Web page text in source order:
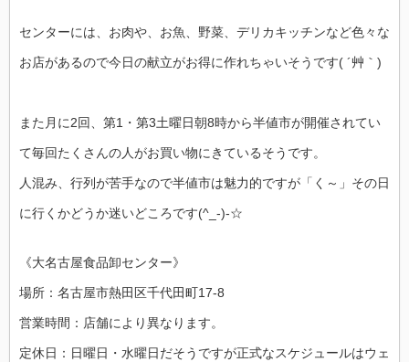
センターには、お肉や、お魚、野菜、デリカキッチンなど色々な
お店があるので今日の献立がお得に作れちゃいそうです( ´艸｀)
また月に2回、第1・第3土曜日朝8時から半値市が開催されてい
て毎回たくさんの人がお買い物にきているそうです。
人混み、行列が苦手なので半値市は魅力的ですが「く～」その日
に行くかどうか迷いどころです(^_-)-☆
《大名古屋食品卸センター》
場所：名古屋市熱田区千代田町17-8
営業時間：店舗により異なります。
定休日：日曜日・水曜日だそうですが正式なスケジュールはウェ